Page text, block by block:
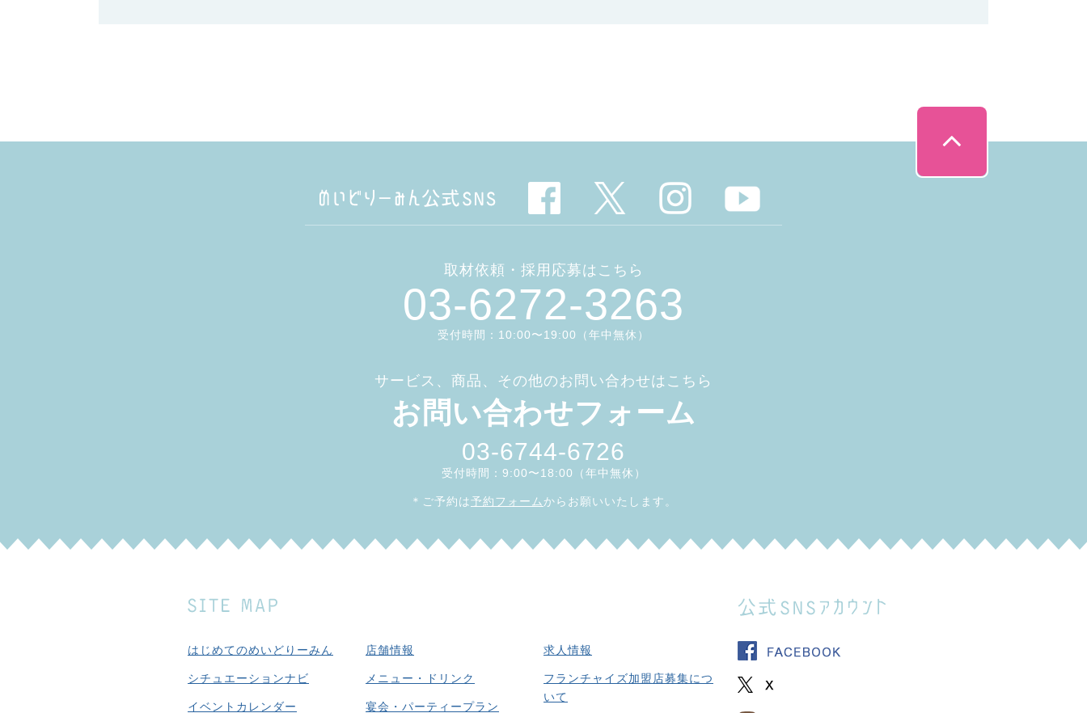
取材依頼・採用応募はこちら
03-6272-3263
受付時間：10:00〜19:00（年中無休）
サービス、商品、その他のお問い合わせはこちら
お問い合わせフォーム
03-6744-6726
受付時間：9:00〜18:00（年中無休）
＊ご予約は予約フォーム からお願いいたします。
はじめてのめいどりーみん
シチュエーションナビ
イベントカレンダー
店舗情報
メニュー・ドリンク
宴会・パーティープラン
求人情報
フランチャイズ加盟店募集につ
いて